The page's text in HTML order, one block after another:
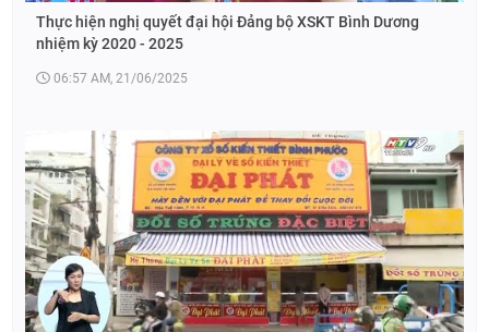
Thực hiện nghị quyết đại hội Đảng bộ XSKT Bình Dương
nhiệm kỳ 2020 - 2025
06:57 AM, 21/06/2025